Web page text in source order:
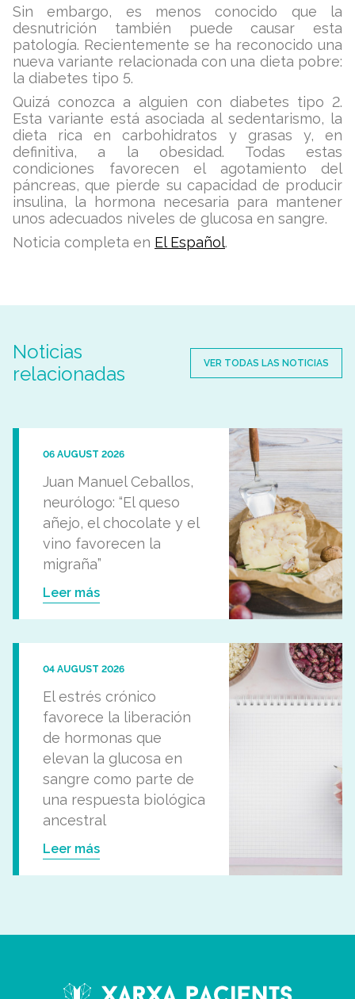
Sin embargo, es menos conocido que la
desnutrición también puede causar esta
patología. Recientemente se ha reconocido una
nueva variante relacionada con una dieta pobre:
la diabetes tipo 5.
Quizá conozca a alguien con diabetes tipo 2.
Esta variante está asociada al sedentarismo, la
dieta rica en carbohidratos y grasas y, en
definitiva, a la obesidad. Todas estas
condiciones favorecen el agotamiento del
páncreas, que pierde su capacidad de producir
insulina, la hormona necesaria para mantener
unos adecuados niveles de glucosa en sangre.
Noticia completa en El Español.
Noticias
relacionadas
VER TODAS LAS NOTICIAS
06 AUGUST 2026
Juan Manuel Ceballos,
neurólogo: “El queso
añejo, el chocolate y el
vino favorecen la
migraña”
Leer más
04 AUGUST 2026
El estrés crónico
favorece la liberación
de hormonas que
elevan la glucosa en
sangre como parte de
una respuesta biológica
ancestral
Leer más